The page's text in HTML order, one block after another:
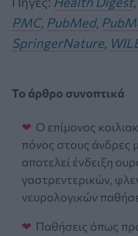
PMC, PubMed,
SpringerNature,
Το άρθρο συνοπτικά
Ο επίμονος
πόνος στους άνδρες
αποτελεί ένδειξη
γαστρεντερικών,
νευρολογικών
Παθήσεις όπως